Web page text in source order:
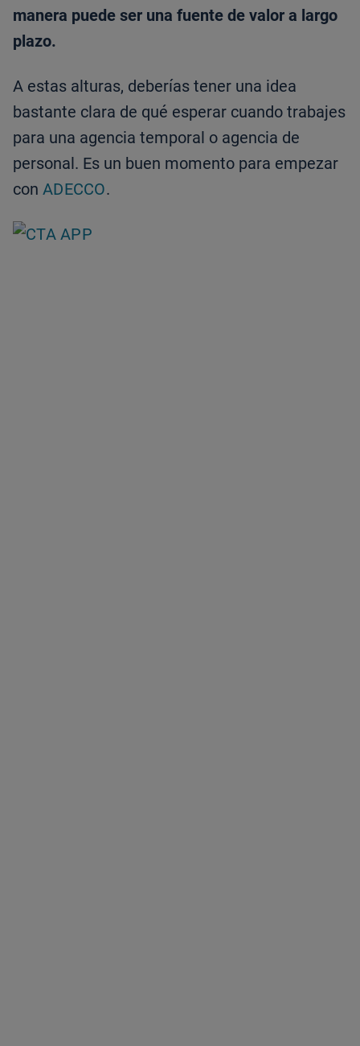
manera puede ser una fuente de valor a largo
plazo.
A estas alturas, deberías tener una idea
bastante clara de qué esperar cuando trabajes
para una agencia temporal o agencia de
personal. Es un buen momento para empezar
con ADECCO.